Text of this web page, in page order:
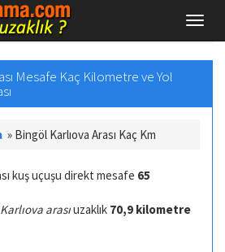
Mesafe Kaç Kilometre ve Yol
» Bingöl Karlıova Arası Kaç Km
kuş uçuşu direkt mesafe 65
arasıuzaklık 70,9 kilometre